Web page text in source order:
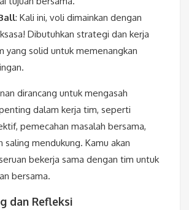
: Kali ini, voli dimainkan dengan
Dibutuhkan strategi dan kerja
yang solid untuk memenangkan
dirancang untuk mengasah
dalam kerja tim, seperti
pemecahan masalah bersama,
saling mendukung. Kamu akan
bekerja sama dengan tim untuk
bersama.
dan Refleksi